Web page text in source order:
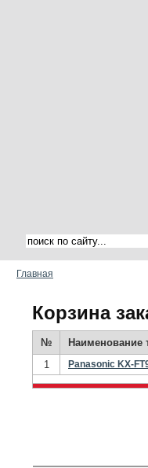
Главная
Корзина
№
Наименование
1
Panasonic KX-